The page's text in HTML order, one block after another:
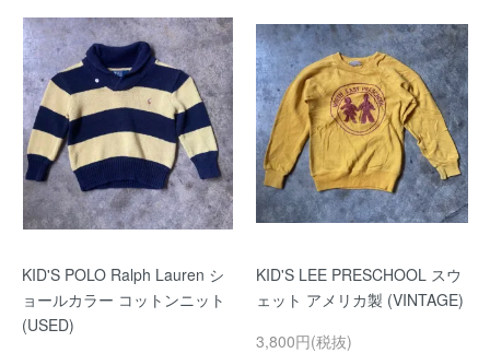
KID'S POLO Ralph Lauren シ
ョールカラー コットンニット
(USED)
KID'S LEE PRESCHOOL スウ
ェット アメリカ製 (VINTAGE)
3,800円(税抜)